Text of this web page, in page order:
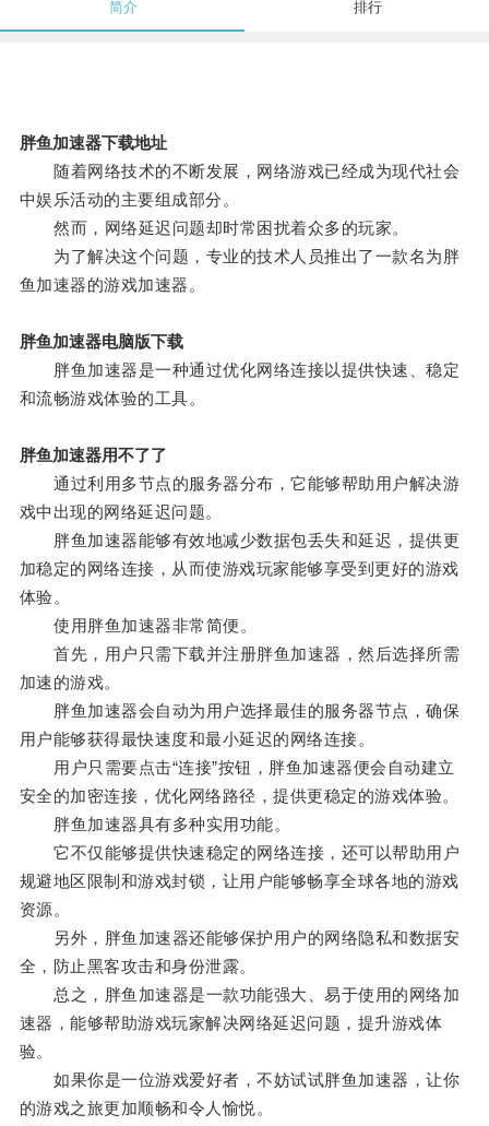
简介 排行
胖鱼加速器下载地址
随着网络技术的不断发展，网络游戏已经成为现代社会
中娱乐活动的主要组成部分。
然而，网络延迟问题却时常困扰着众多的玩家。
为了解决这个问题，专业的技术人员推出了一款名为胖
鱼加速器的游戏加速器。
胖鱼加速器电脑版下载
胖鱼加速器是一种通过优化网络连接以提供快速、稳定
和流畅游戏体验的工具。
胖鱼加速器用不了了
通过利用多节点的服务器分布，它能够帮助用户解决游
戏中出现的网络延迟问题。
胖鱼加速器能够有效地减少数据包丢失和延迟，提供更
加稳定的网络连接，从而使游戏玩家能够享受到更好的游戏
体验。
使用胖鱼加速器非常简便。
首先，用户只需下载并注册胖鱼加速器，然后选择所需
加速的游戏。
胖鱼加速器会自动为用户选择最佳的服务器节点，确保
用户能够获得最快速度和最小延迟的网络连接。
用户只需要点击“连接”按钮，胖鱼加速器便会自动建立
安全的加密连接，优化网络路径，提供更稳定的游戏体验。
胖鱼加速器具有多种实用功能。
它不仅能够提供快速稳定的网络连接，还可以帮助用户
规避地区限制和游戏封锁，让用户能够畅享全球各地的游戏
资源。
另外，胖鱼加速器还能够保护用户的网络隐私和数据安
全，防止黑客攻击和身份泄露。
总之，胖鱼加速器是一款功能强大、易于使用的网络加
速器，能够帮助游戏玩家解决网络延迟问题，提升游戏体
验。
如果你是一位游戏爱好者，不妨试试胖鱼加速器，让你
的游戏之旅更加顺畅和令人愉悦。